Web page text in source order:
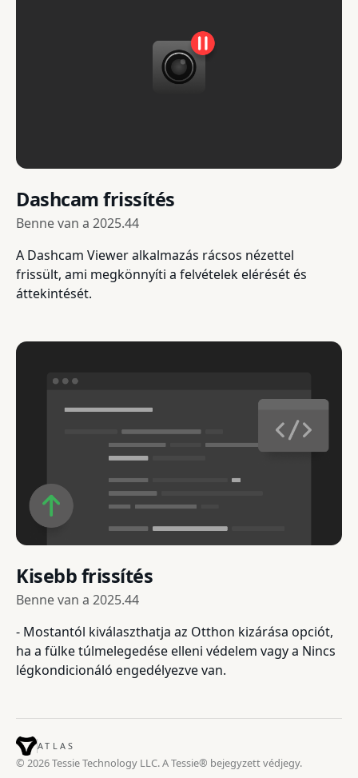
Dashcam frissítés
Benne van a 2025.44
A Dashcam Viewer alkalmazás rácsos nézettel
frissült, ami megkönnyíti a felvételek elérését és
áttekintését.
Kisebb frissítés
Benne van a 2025.44
- Mostantól kiválaszthatja az Otthon kizárása opciót,
ha a fülke túlmelegedése elleni védelem vagy a Nincs
légkondicionáló engedélyezve van.
ATLAS
© 2026 Tessie Technology LLC. A Tessie® bejegyzett védjegy.